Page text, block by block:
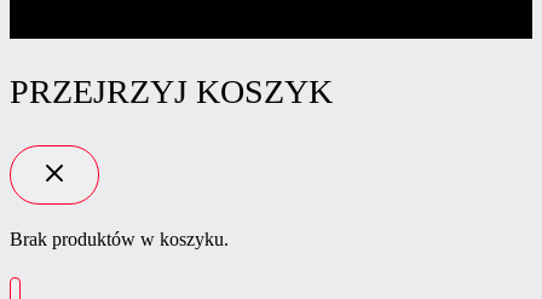
PRZEJRZYJ KOSZYK
Brak produktów w koszyku.